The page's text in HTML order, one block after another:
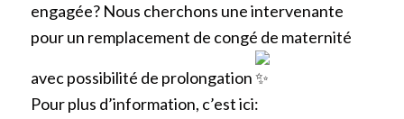
engagée? Nous cherchons une intervenante
pour un remplacement de congé de maternité
avec possibilité de prolongation
Pour plus d’information, c’est ici: